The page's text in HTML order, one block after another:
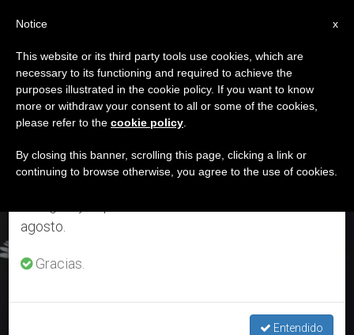
ETIQUETA
Posts Tagged ‘14 De
Diciembre’
ÚLTIMAS NOTICIAS
×
Aviso importante
Del 27 de julio al 7 de agosto haremos la pausa
anual, aprovechando que en el periodo de verano
se generan menos informaciones y también el
agosto.
Gracias.
Entendido
x
Notice
This website or its third party tools use cookies, which are
necessary to its functioning and required to achieve the
purposes illustrated in the cookie policy. If you want to know
more or withdraw your consent to all or some of the cookies,
please refer to the cookie policy
By closing this banner, scrolling this page, clicking a link or
continuing to browse otherwise, you agree to the use of cookies.